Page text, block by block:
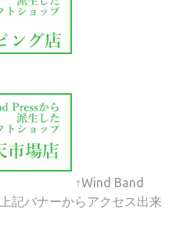
↑Wind Band
記バナーからアクセス出来